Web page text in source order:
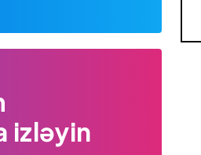
izləyin